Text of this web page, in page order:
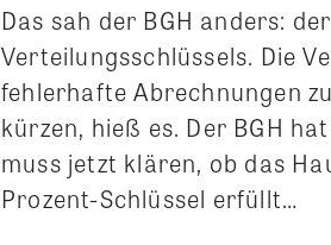
Das sah der BGH anders:
Verteilungsschlüssels. Die
fehlerhafte Abrechnungen
kürzen, hieß es. Der BGH
muss jetzt klären, ob das
Prozent-Schlüssel erfüllt…